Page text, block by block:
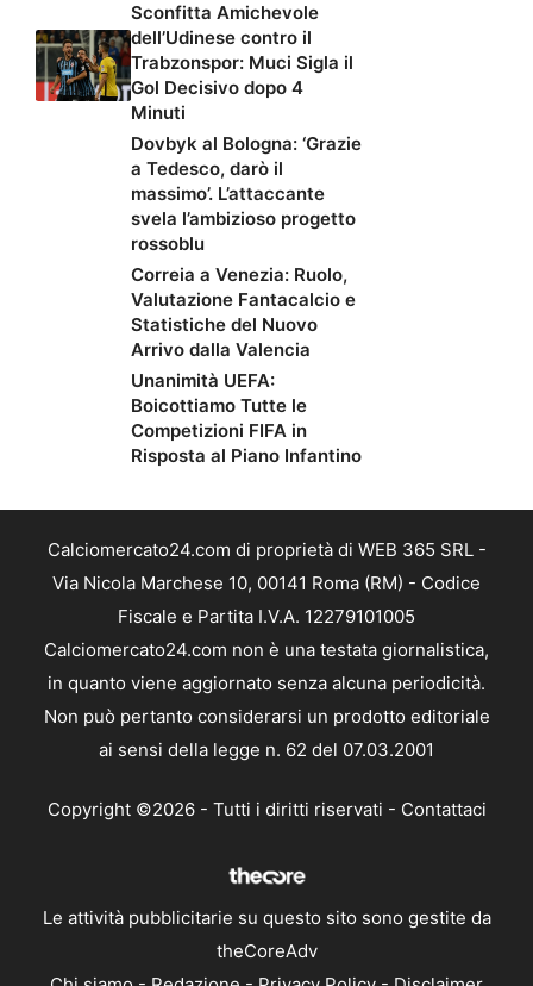
Sconfitta Amichevole
dell’Udinese contro il
Trabzonspor: Muci Sigla il
Gol Decisivo dopo 4
Minuti
Dovbyk al Bologna: ‘Grazie
a Tedesco, darò il
massimo’. L’attaccante
svela l’ambizioso progetto
rossoblu
Correia a Venezia: Ruolo,
Valutazione Fantacalcio e
Statistiche del Nuovo
Arrivo dalla Valencia
Unanimità UEFA:
Boicottiamo Tutte le
Competizioni FIFA in
Risposta al Piano Infantino
Calciomercato24.com di proprietà di WEB 365 SRL -
Via Nicola Marchese 10, 00141 Roma (RM) - Codice
Fiscale e Partita I.V.A. 12279101005
Calciomercato24.com non è una testata giornalistica,
in quanto viene aggiornato senza alcuna periodicità.
Non può pertanto considerarsi un prodotto editoriale
ai sensi della legge n. 62 del 07.03.2001
Copyright ©2026 - Tutti i diritti riservati - Contattaci
Le attività pubblicitarie su questo sito sono gestite da
theCoreAdv